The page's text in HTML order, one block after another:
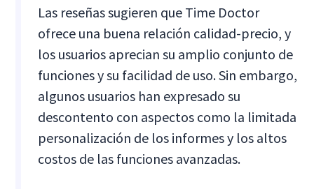
Las reseñas sugieren que Time Doctor
ofrece una buena relación calidad-precio, y
los usuarios aprecian su amplio conjunto de
funciones y su facilidad de uso. Sin embargo,
algunos usuarios han expresado su
descontento con aspectos como la limitada
personalización de los informes y los altos
costos de las funciones avanzadas.